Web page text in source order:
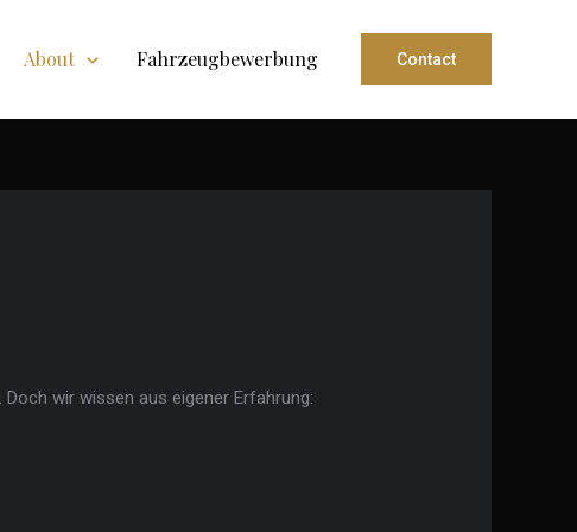
About Fahrzeugbewerbung Contact
. Doch wir wissen aus eigener Erfahrung: